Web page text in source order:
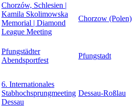
Chorzów, Schlesien |
Kamila Skolimowska
Memorial | Diamond
League Meeting
Chorzow (Polen)
Pfungstädter
Abendsportfest
Pfungstadt
6. Internationales
Stabhochsprungmeeting
Dessau
Dessau-Roßlau